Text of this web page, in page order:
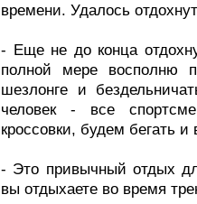
времени. Удалось
- Еще не до конца
полной мере восполню
шезлонге и
человек - все
кроссовки, будем бегать и
- Это привычный отдых
вы отдыхаете во время